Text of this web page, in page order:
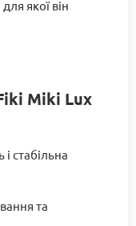
якої він
Miki Lux
стабільна
та